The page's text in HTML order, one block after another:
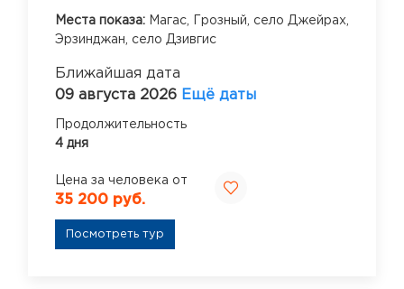
Места показа: Магас, Грозный, село Джейрах,
Эрзинджан, село Дзивгис
Ближайшая дата
09 августа 2026 Ещё даты
Продолжительность
4 дня
Цена за человека от
35 200 руб.
Посмотреть тур